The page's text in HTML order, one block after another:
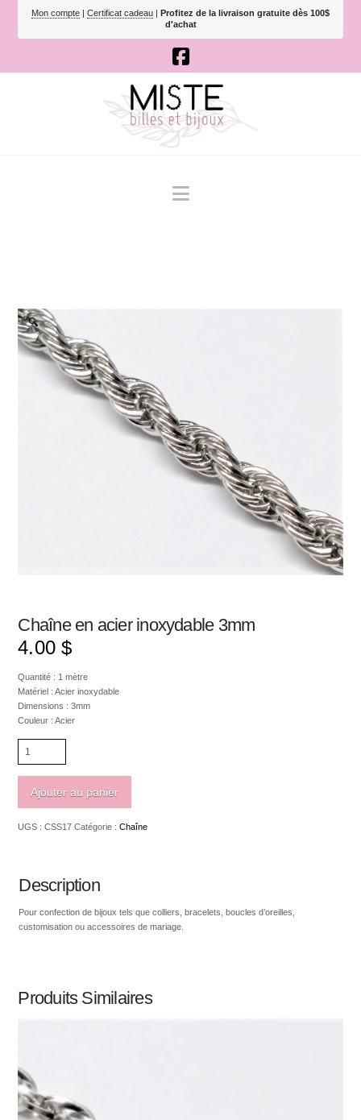
Mon compte | Certificat cadeau | Profitez de la livraison gratuite dès 100$
d'achat
Navigation
🔍
Chaîne en acier inoxydable 3mm
4.00 $
Quantité : 1 mètre
Matériel : Acier inoxydable
Dimensions : 3mm
Couleur : Acier
Chaîne
3mm
Ajouter au panier
UGS :CSS17 Catégorie :Chaîne
Description
Pour confection de bijoux tels que colliers, bracelets, boucles d’oreilles,
customisation ou accessoires de mariage.
Produits Similaires